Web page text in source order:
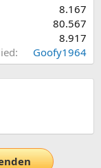
8.167
80.567
8.917
Goofy1964